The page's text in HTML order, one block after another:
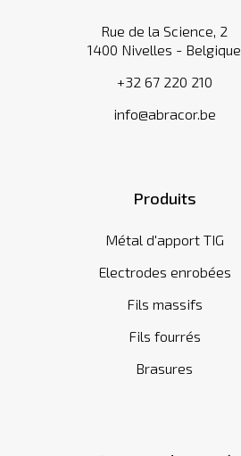
Rue de la Science, 2
1400 Nivelles - Belgique
+32 67 220 210
info@abracor.be
Produits
Métal d'apport TIG
Electrodes enrobées
Fils massifs
Fils fourrés
Brasures